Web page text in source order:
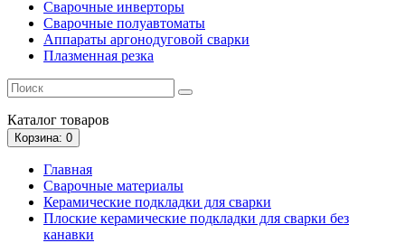
Сварочные инверторы
Сварочные полуавтоматы
Аппараты аргонодуговой сварки
Плазменная резка
Каталог товаров
Корзина: 0
Главная
Сварочные материалы
Керамические подкладки для сварки
Плоские керамические подкладки для сварки без
канавки